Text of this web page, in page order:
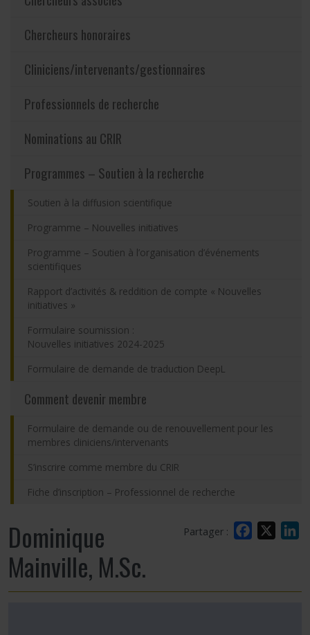
Nous joindre
Plan du site
Espace membre
Chercheurs honoraires
Cliniciens/intervenants/gestionnaires
Professionnels de recherche
Nominations au CRIR
Programmes – Soutien à la recherche
Soutien à la diffusion scientifique
Programme – Nouvelles initiatives
Programme – Soutien à l’organisation d’événements
scientifiques
Rapport d’activités & reddition de compte « Nouvelles
initiatives »
Formulaire soumission :
Nouvelles initiatives 2024-2025
Formulaire de demande de traduction DeepL
Comment devenir membre
Formulaire de demande ou de renouvellement pour les
membres cliniciens/intervenants
S’inscrire comme membre du CRIR
Fiche d’inscription – Professionnel de recherche
Partager : Facebook
Dominique
Mainville, M.Sc.